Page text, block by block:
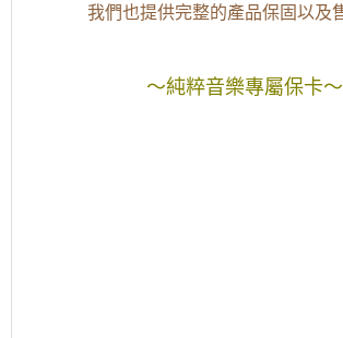
我們也提供完整的產品保固以及
～純粹音樂專屬保卡～